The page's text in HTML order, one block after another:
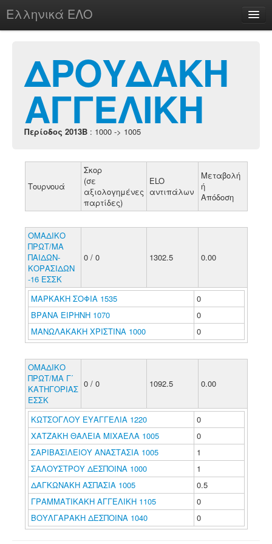
Ελληνικά ΕΛΟ
chesstu.be @ discord
Login
ΔΡΟΥΔΑΚΗ
ΑΓΓΕΛΙΚΗ
Περίοδος 2013B : 1000 -> 1005
Τουρνουά
Σκορ
(σε
αξιολογημένες
παρτίδες)
ELO
αντιπάλων
Μεταβολή
ή
Απόδοση
ΟΜΑΔΙΚΟ
ΠΡΩΤ/ΜΑ
ΠΑΙΔΩΝ-
ΚΟΡΑΣΙΔΩΝ
-16 ΕΣΣΚ
0 / 0 1302.5 0.00
ΜΑΡΚΑΚΗ ΣΟΦΙΑ 1535
0
ΒΡΑΝΑ ΕΙΡΗΝΗ 1070
0
ΜΑΝΩΛΑΚΑΚΗ ΧΡΙΣΤΙΝΑ 1000
0
ΟΜΑΔΙΚΟ
ΠΡΩΤ/ΜΑ Γ΄
ΚΑΤΗΓΟΡΙΑΣ
ΕΣΣΚ
0 / 0 1092.5 0.00
ΚΩΤΣΟΓΛΟΥ ΕΥΑΓΓΕΛΙΑ 1220
0
ΧΑΤΖΑΚΗ ΘΑΛΕΙΑ ΜΙΧΑΕΛΑ 1005
0
ΣΑΡΙΒΑΣΙΛΕΙΟΥ ΑΝΑΣΤΑΣΙΑ 1005
1
ΣΑΛΟΥΣΤΡΟΥ ΔΕΣΠΟΙΝΑ 1000
1
ΔΑΓΚΩΝΑΚΗ ΑΣΠΑΣΙΑ 1005
0.5
ΓΡΑΜΜΑΤΙΚΑΚΗ ΑΓΓΕΛΙΚΗ 1105
0
ΒΟΥΛΓΑΡΑΚΗ ΔΕΣΠΟΙΝΑ 1040
0